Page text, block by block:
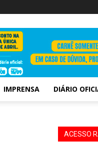
IMPRENSA DIÁRIO
ACESSO